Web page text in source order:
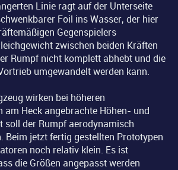
Linie ragt auf der Unterseite
Foil ins Wasser, der hier
Gegenspielers
zwischen beiden Kräften
Rumpf nicht komplett abhebt und die
umgewandelt werden kann.
wirken bei höheren
am Heck angebrachte Höhen- und
soll der Rumpf aerodynamisch
Beim jetzt fertig gestellten Prototypen
noch relativ klein. Es ist
die Größen angepasst werden